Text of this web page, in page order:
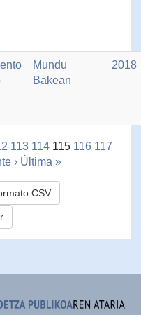
Mundu
Bakean
2018
113 114 115 116 117
› Última »
CSV